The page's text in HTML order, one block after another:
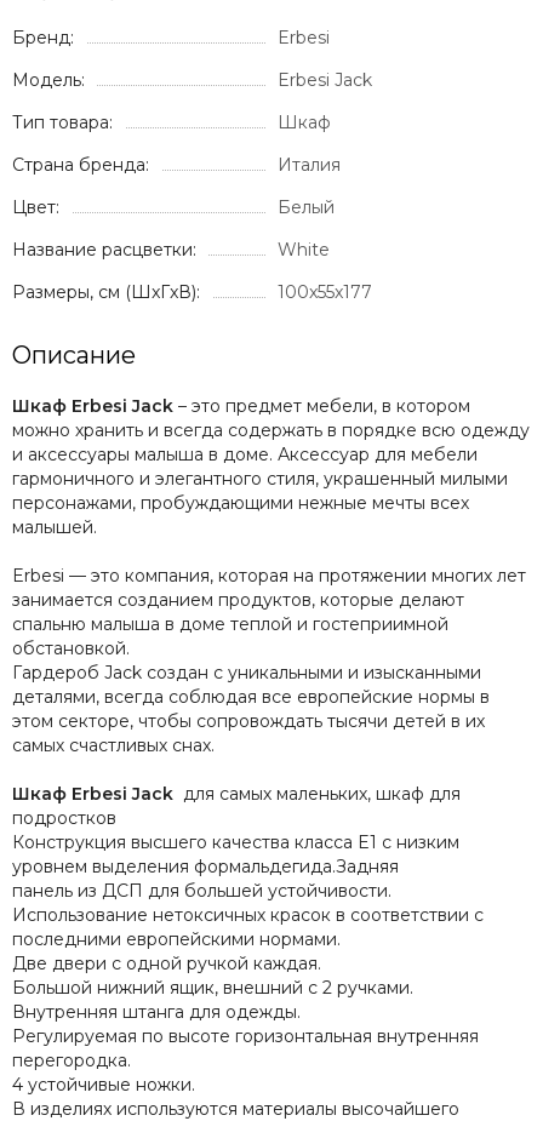
Mima
Momcozy
Moon
Mr Sandman
Noordi
Nuna
Ok Baby
Osann
Peg Perego
Peppy
Pigeon
Pituso
Ramili
Recaro
Red Castle
Redsbaby
Suavinex
Somelove
Sweet Baby
Swimtrainer
Tutti Bambini
Tutti di Mare
UPPAbaby
Valco Baby
VTech
Гандылян
Лель
Наследник Выжанова
4moms
Бренд:
Erbesi
Модель:
Erbesi Jack
Тип товара:
Шкаф
Страна бренда:
Италия
Цвет:
Белый
Название расцветки:
White
Размеры, см (ШxГxВ):
100x55x177
Описание
Шкаф Erbesi Jack – это предмет мебели, в котором
можно хранить и всегда содержать в порядке всю одежду
и аксессуары малыша в доме. Аксессуар для мебели
гармоничного и элегантного стиля, украшенный милыми
персонажами, пробуждающими нежные мечты всех
малышей.
Erbesi — это компания, которая на протяжении многих лет
занимается созданием продуктов, которые делают
спальню малыша в доме теплой и гостеприимной
обстановкой.
Гардероб Jack создан с уникальными и изысканными
деталями, всегда соблюдая все европейские нормы в
этом секторе, чтобы сопровождать тысячи детей в их
самых счастливых снах.
Шкаф Erbesi Jack для самых маленьких, шкаф для
подростков
Конструкция высшего качества класса E1 с низким
уровнем выделения формальдегида.Задняя
панель из ДСП для большей устойчивости.
Использование нетоксичных красок в соответствии с
последними европейскими нормами.
Две двери с одной ручкой каждая.
Большой нижний ящик, внешний с 2 ручками.
Внутренняя штанга для одежды.
Регулируемая по высоте горизонтальная внутренняя
перегородка.
4 устойчивые ножки.
В изделиях используются материалы высочайшего